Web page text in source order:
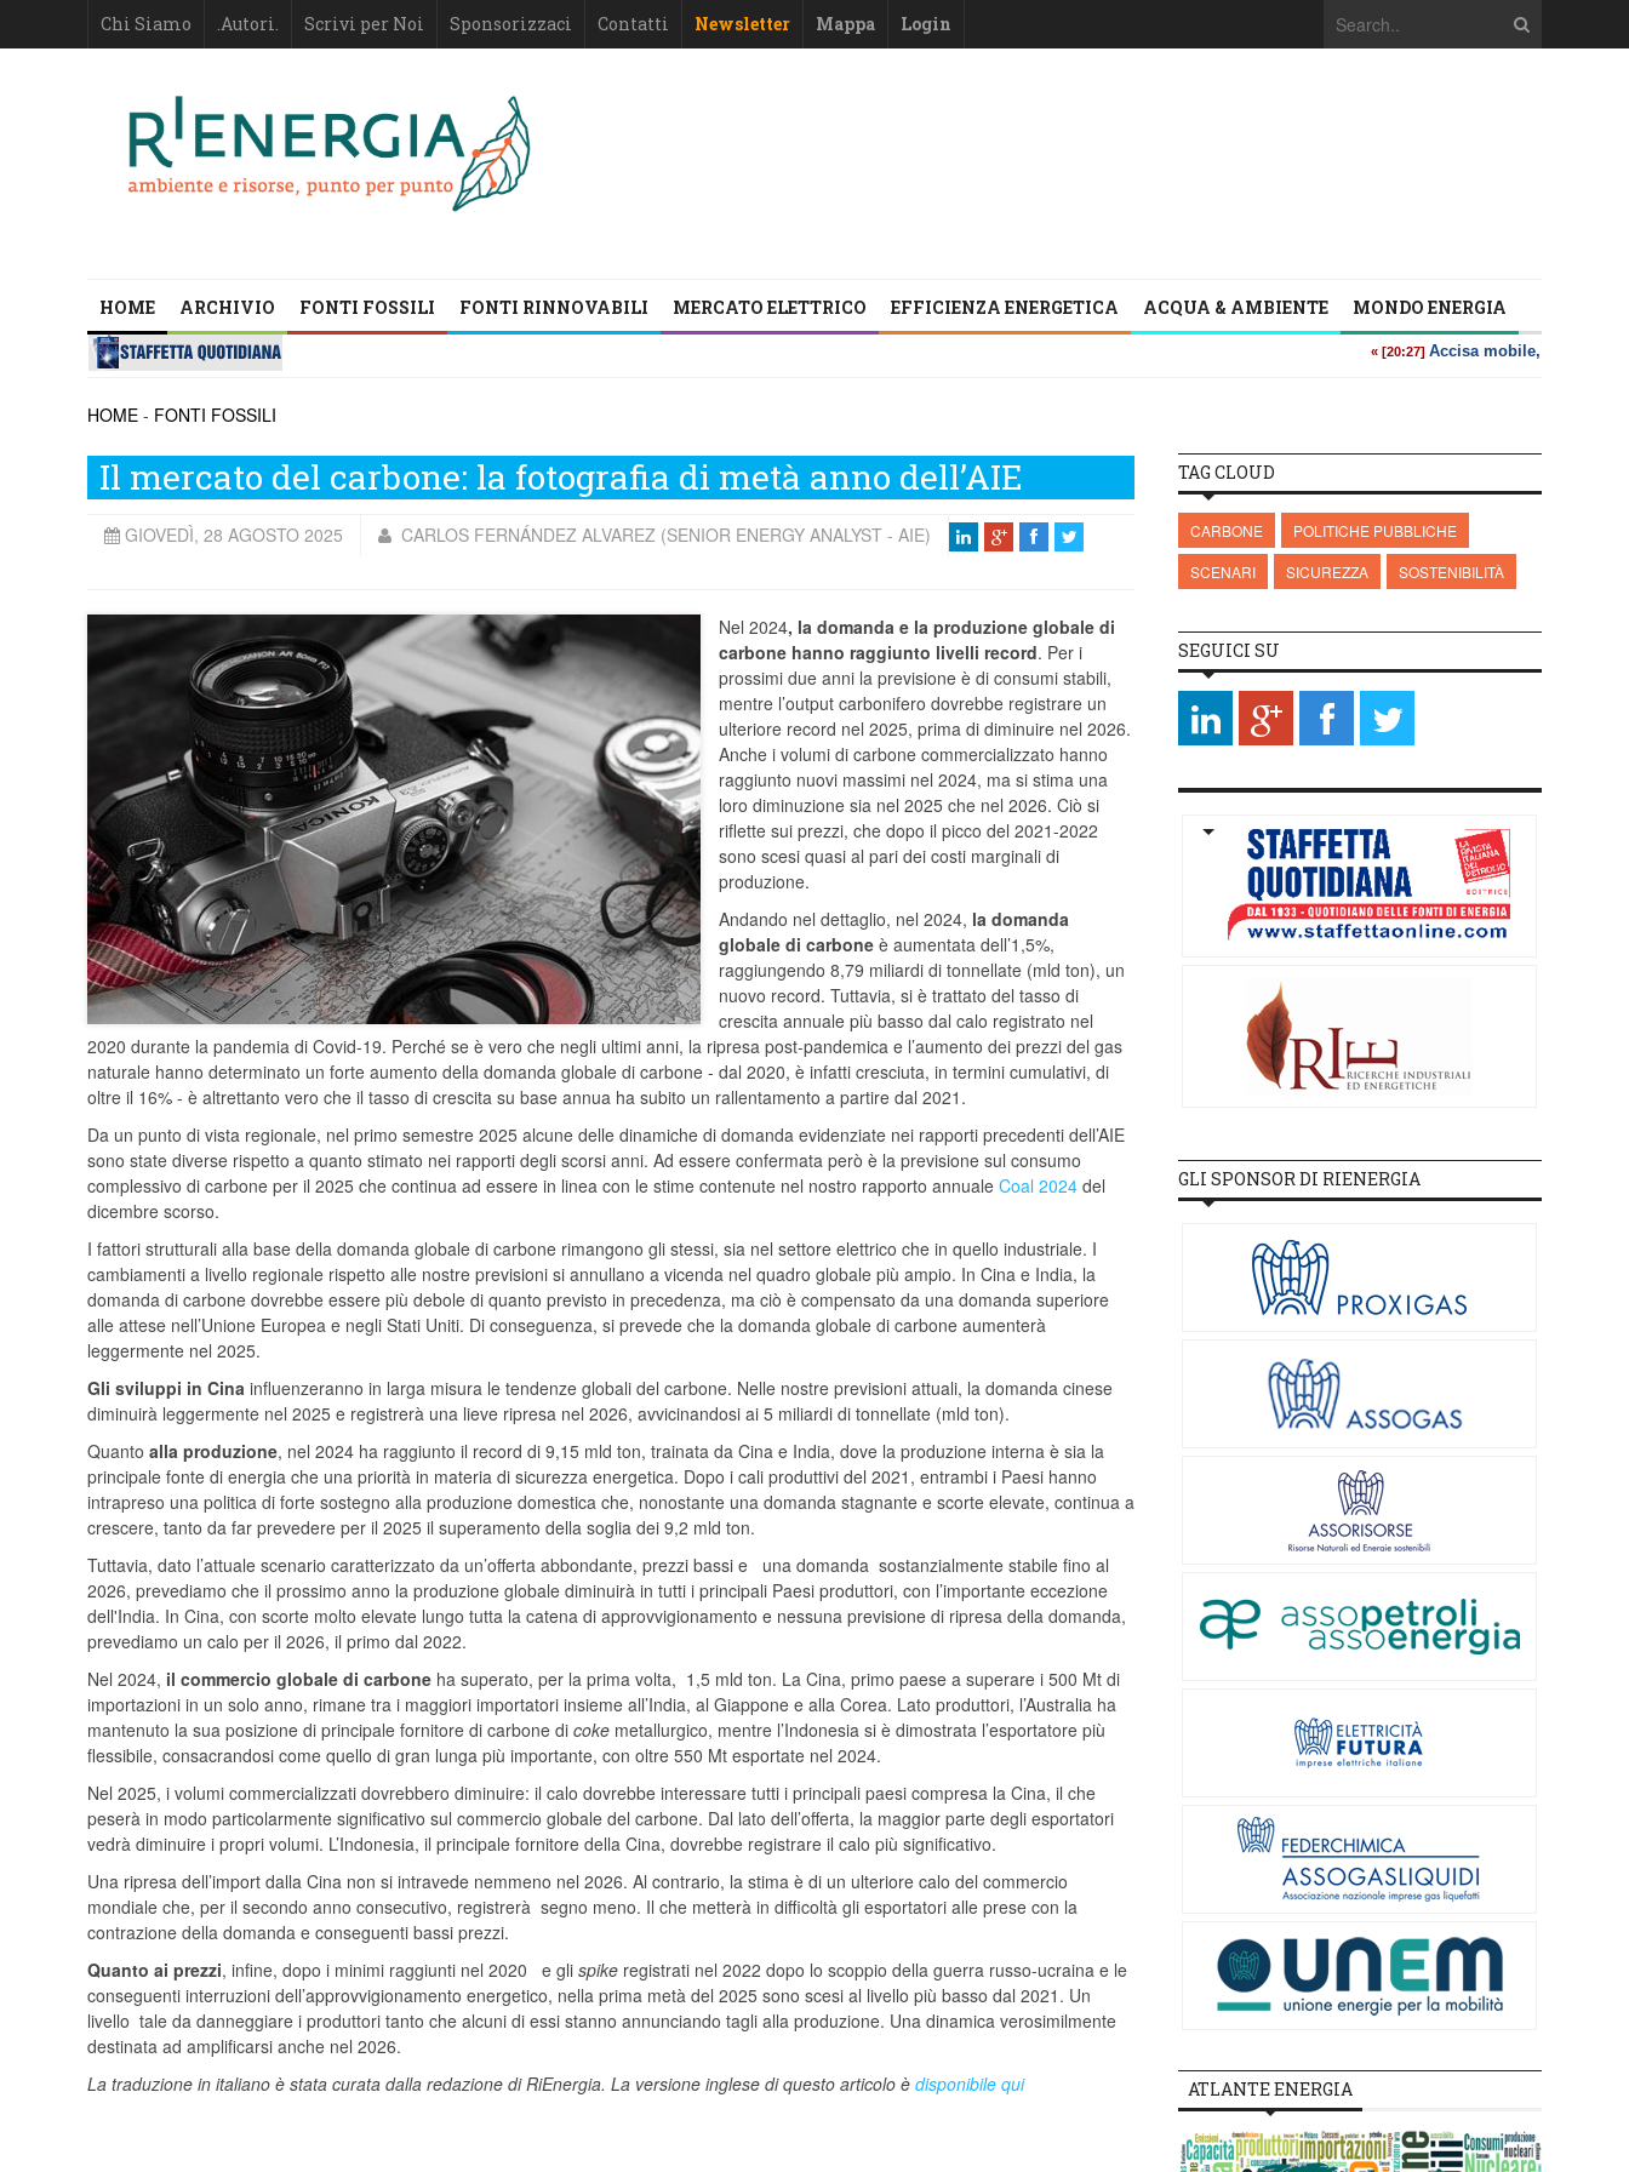
Chi Siamo .Autori. Scrivi per Noi Sponsorizzaci Contatti Newsletter Mappa Login
HOME ARCHIVIO FONTI FOSSILI FONTI RINNOVABILI MERCATO ELETTRICO EFFICIENZA ENERGETICA ACQUA & AMBIENTE MONDO ENERGIA
HOME - FONTI FOSSILI
Il mercato del carbone: la fotografia di metà anno dell’AIE
GIOVEDÌ, 28 AGOSTO 2025 CARLOS FERNÁNDEZ ALVAREZ (SENIOR ENERGY ANALYST - AIE)
Nel 2024, la domanda e la produzione globale di
carbone hanno raggiunto livelli record. Per i
prossimi due anni la previsione è di consumi stabili,
mentre l’output carbonifero dovrebbe registrare un
ulteriore record nel 2025, prima di diminuire nel 2026.
Anche i volumi di carbone commercializzato hanno
raggiunto nuovi massimi nel 2024, ma si stima una
loro diminuzione sia nel 2025 che nel 2026. Ciò si
riflette sui prezzi, che dopo il picco del 2021-2022
sono scesi quasi al pari dei costi marginali di
produzione.
Andando nel dettaglio, nel 2024, la domanda
globale di carbone è aumentata dell’1,5%,
raggiungendo 8,79 miliardi di tonnellate (mld ton), un
nuovo record. Tuttavia, si è trattato del tasso di
crescita annuale più basso dal calo registrato nel
2020 durante la pandemia di Covid-19. Perché se è vero che negli ultimi anni, la ripresa post-pandemica e l’aumento dei prezzi del gas
naturale hanno determinato un forte aumento della domanda globale di carbone - dal 2020, è infatti cresciuta, in termini cumulativi, di
oltre il 16% - è altrettanto vero che il tasso di crescita su base annua ha subito un rallentamento a partire dal 2021.
Da un punto di vista regionale, nel primo semestre 2025 alcune delle dinamiche di domanda evidenziate nei rapporti precedenti dell’AIE
sono state diverse rispetto a quanto stimato nei rapporti degli scorsi anni. Ad essere confermata però è la previsione sul consumo
complessivo di carbone per il 2025 che continua ad essere in linea con le stime contenute nel nostro rapporto annuale Coal 2024 del
dicembre scorso.
I fattori strutturali alla base della domanda globale di carbone rimangono gli stessi, sia nel settore elettrico che in quello industriale. I
cambiamenti a livello regionale rispetto alle nostre previsioni si annullano a vicenda nel quadro globale più ampio. In Cina e India, la
domanda di carbone dovrebbe essere più debole di quanto previsto in precedenza, ma ciò è compensato da una domanda superiore
alle attese nell’Unione Europea e negli Stati Uniti. Di conseguenza, si prevede che la domanda globale di carbone aumenterà
leggermente nel 2025.
Gli sviluppi in Cina influenzeranno in larga misura le tendenze globali del carbone. Nelle nostre previsioni attuali, la domanda cinese
diminuirà leggermente nel 2025 e registrerà una lieve ripresa nel 2026, avvicinandosi ai 5 miliardi di tonnellate (mld ton).
Quanto alla produzione, nel 2024 ha raggiunto il record di 9,15 mld ton, trainata da Cina e India, dove la produzione interna è sia la
principale fonte di energia che una priorità in materia di sicurezza energetica. Dopo i cali produttivi del 2021, entrambi i Paesi hanno
intrapreso una politica di forte sostegno alla produzione domestica che, nonostante una domanda stagnante e scorte elevate, continua a
crescere, tanto da far prevedere per il 2025 il superamento della soglia dei 9,2 mld ton.
Tuttavia, dato l’attuale scenario caratterizzato da un’offerta abbondante, prezzi bassi e una domanda sostanzialmente stabile fino al
2026, prevediamo che il prossimo anno la produzione globale diminuirà in tutti i principali Paesi produttori, con l’importante eccezione
dell'India. In Cina, con scorte molto elevate lungo tutta la catena di approvvigionamento e nessuna previsione di ripresa della domanda,
prevediamo un calo per il 2026, il primo dal 2022.
Nel 2024, il commercio globale di carbone ha superato, per la prima volta, 1,5 mld ton. La Cina, primo paese a superare i 500 Mt di
importazioni in un solo anno, rimane tra i maggiori importatori insieme all’India, al Giappone e alla Corea. Lato produttori, l’Australia ha
mantenuto la sua posizione di principale fornitore di carbone di coke metallurgico, mentre l’Indonesia si è dimostrata l’esportatore più
flessibile, consacrandosi come quello di gran lunga più importante, con oltre 550 Mt esportate nel 2024.
Nel 2025, i volumi commercializzati dovrebbero diminuire: il calo dovrebbe interessare tutti i principali paesi compresa la Cina, il che
peserà in modo particolarmente significativo sul commercio globale del carbone. Dal lato dell’offerta, la maggior parte degli esportatori
vedrà diminuire i propri volumi. L’Indonesia, il principale fornitore della Cina, dovrebbe registrare il calo più significativo.
Una ripresa dell’import dalla Cina non si intravede nemmeno nel 2026. Al contrario, la stima è di un ulteriore calo del commercio
mondiale che, per il secondo anno consecutivo, registrerà segno meno. Il che metterà in difficoltà gli esportatori alle prese con la
contrazione della domanda e conseguenti bassi prezzi.
Quanto ai prezzi, infine, dopo i minimi raggiunti nel 2020 e gli spike registrati nel 2022 dopo lo scoppio della guerra russo-ucraina e le
conseguenti interruzioni dell’approvvigionamento energetico, nella prima metà del 2025 sono scesi al livello più basso dal 2021. Un
livello tale da danneggiare i produttori tanto che alcuni di essi stanno annunciando tagli alla produzione. Una dinamica verosimilmente
destinata ad amplificarsi anche nel 2026.
La traduzione in italiano è stata curata dalla redazione di RiEnergia. La versione inglese di questo articolo è disponibile qui
TAG CLOUD
CARBONE
POLITICHE PUBBLICHE
SCENARI
SICUREZZA SOSTENIBILITÀ
SEGUICI SU
GLI SPONSOR DI RIENERGIA
ATLANTE ENERGIA